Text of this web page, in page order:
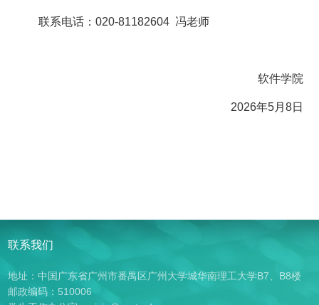
联系电话：020-81182604 冯老师
软件学院
2026年5月8日
联系我们
地址：中国广东省广州市番禺区广州大学城华南理工大学B7、B8楼
邮政编码：510006